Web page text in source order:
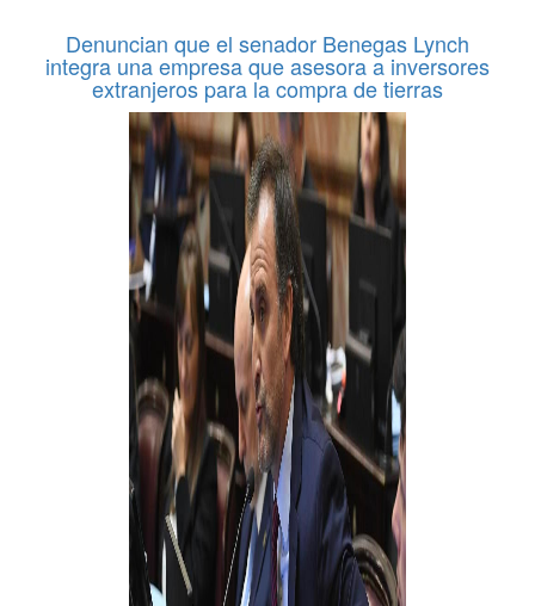
Denuncian que el senador Benegas Lynch
integra una empresa que asesora a inversores
extranjeros para la compra de tierras